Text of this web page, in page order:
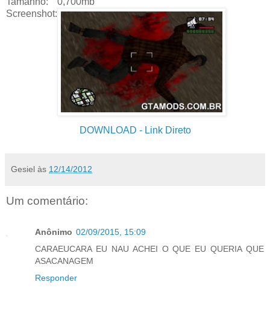
Screenshot:
DOWNLOAD - Link Direto
Gesiel às 12/14/2012
Um comentário:
Anônimo 02/09/2015, 15:09
CARAEUCARA EU NAU ACHEI O QUE EU QUERIA QUE
ASACANAGEM
Responder